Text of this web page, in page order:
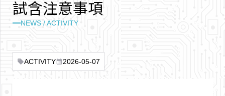
NEWS / ACTIVITY
試含注意事項
sellACTIVITYcalendar_month 2026-05-07